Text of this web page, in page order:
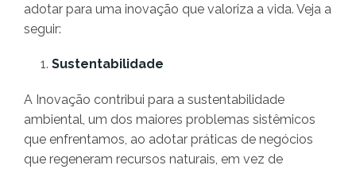
adotar para uma inovação que valoriza a vida. Veja a
seguir:
Sustentabilidade
A Inovação contribui para a sustentabilidade
ambiental, um dos maiores problemas sistêmicos
que enfrentamos, ao adotar práticas de negócios
que regeneram recursos naturais, em vez de